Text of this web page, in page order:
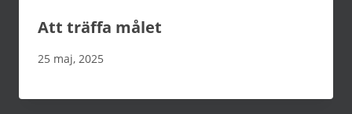
Att träffa målet
25 maj, 2025